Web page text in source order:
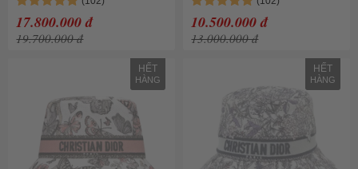
023C909H4511 Màu Đen
17.800.000 đ
19.700.000 đ
Màu Xám Đen
10.500.000 đ
13.000.000 đ
HẾT
HÀNG
HẾT
HÀNG